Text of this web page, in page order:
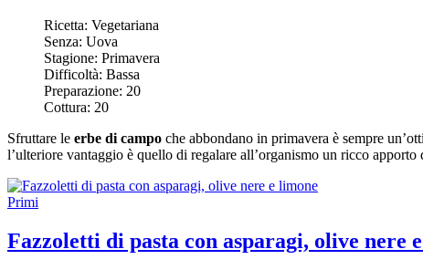
Ricetta: Vegetariana
Senza: Uova
Stagione: Primavera
Difficoltà: Bassa
Preparazione: 20
Cottura: 20
Sfruttare le erbe di campo che abbondano in primavera è sempre
l’ulteriore vantaggio è quello di regalare all’organismo un ricco apporto
Primi
Fazzoletti di pasta con asparagi, olive nere